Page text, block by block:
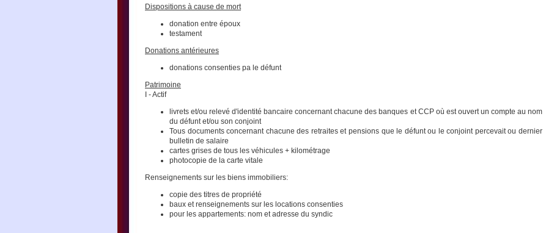
Dispositions à cause de mort
donation entre époux
testament
Donations antérieures
donations consenties pa le défunt
Patrimoine
I - Actif
livrets et/ou relevé d'identité bancaire concernant chacune des banques et CCP où est ouvert un compte au nom
du défunt et/ou son conjoint
Tous documents concernant chacune des retraites et pensions que le défunt ou le conjoint percevait ou dernier
bulletin de salaire
cartes grises de tous les véhicules + kilométrage
photocopie de la carte vitale
Renseignements sur les biens immobiliers:
copie des titres de propriété
baux et renseignements sur les locations consenties
pour les appartements: nom et adresse du syndic